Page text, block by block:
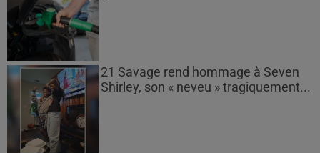
21 Savage rend hommage à Seven
Shirley, son « neveu » tragiquement...